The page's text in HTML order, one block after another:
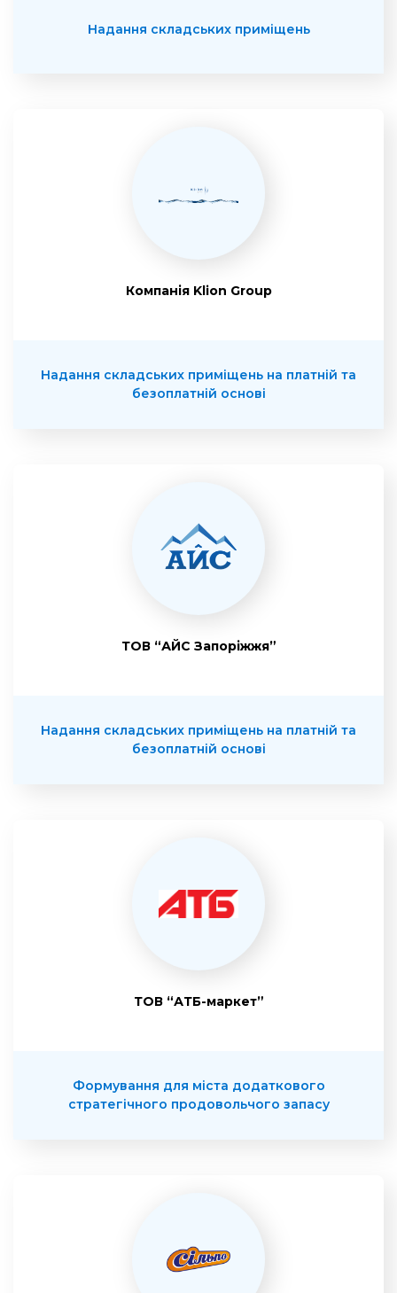
Надання складських приміщень
Компанія Klion Group
Надання складських приміщень на платній та
безоплатній основі
ТОВ “АЙС Запоріжжя”
Надання складських приміщень на платній та
безоплатній основі
ТОВ “АТБ-маркет”
Формування для міста додаткового
стратегічного продовольчого запасу